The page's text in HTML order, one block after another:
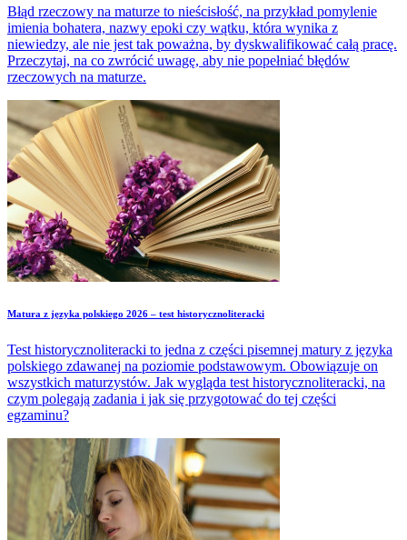
Błąd rzeczowy na maturze to nieścisłość, na przykład pomylenie
imienia bohatera, nazwy epoki czy wątku, która wynika z
niewiedzy, ale nie jest tak poważna, by dyskwalifikować całą pracę.
Przeczytaj, na co zwrócić uwagę, aby nie popełniać błędów
rzeczowych na maturze.
Matura z języka polskiego 2026 – test historycznoliteracki
Test historycznoliteracki to jedna z części pisemnej matury z języka
polskiego zdawanej na poziomie podstawowym. Obowiązuje on
wszystkich maturzystów. Jak wygląda test historycznoliteracki, na
czym polegają zadania i jak się przygotować do tej części
egzaminu?